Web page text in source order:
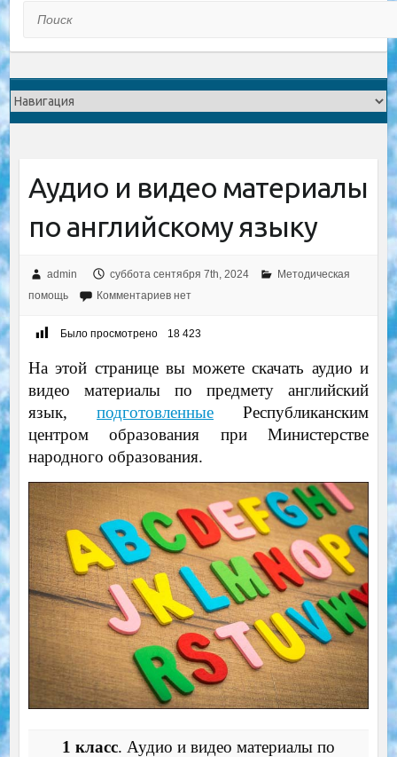
Аудио и видео материалы
по английскому языку
admin суббота сентября 7th, 2024
Методическая
помощь
Комментариев нет
Было просмотрено 18 423
На этой странице вы можете скачать аудио и
видео материалы по предмету английский
язык, подготовленные Республиканским
центром образования при Министерстве
народного образования.
1 класс. Аудио и видео материалы по